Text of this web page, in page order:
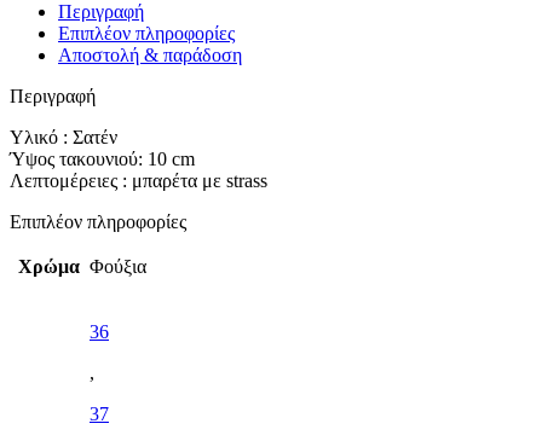
Περιγραφή
Επιπλέον πληροφορίες
Αποστολή & παράδοση
Περιγραφή
Υλικό : Σατέν
Ύψος τακουνιού: 10 cm
Λεπτομέρειες : μπαρέτα με strass
Επιπλέον πληροφορίες
Χρώμα Φούξια
36
,
37